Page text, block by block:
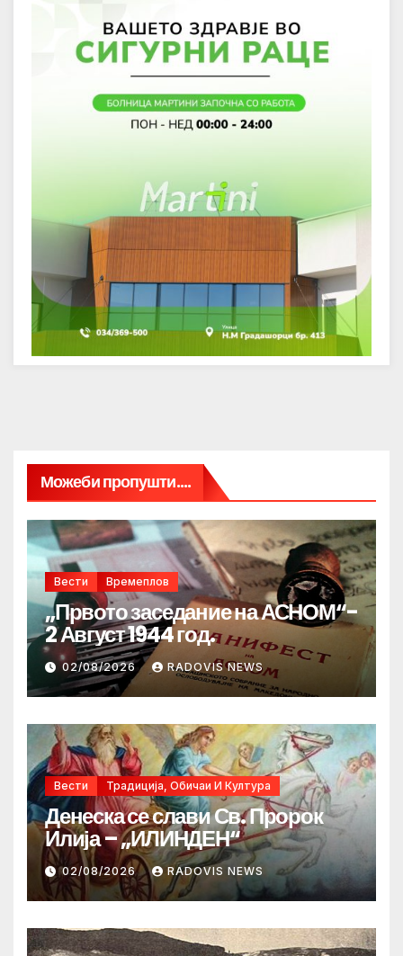
Можеби пропушти....
Вести Времеплов
„Првото заседание на АСНОМ“-
2 Август 1944 год.
02/08/2026 RADOVIS NEWS
Вести Традиција, Обичаи И Култура
Денеска се слави Св. Пророк
Илија – „ИЛИНДЕН“
02/08/2026 RADOVIS NEWS